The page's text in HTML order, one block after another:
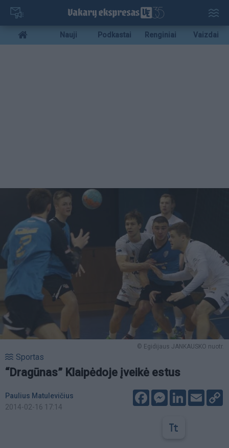
Pereiti
pagrindinį
turinį
Mobile
menu
Nauji Podkastai Renginiai Vaizdai
© Egidijaus JANKAUSKO nuotr.
Sportas
“Dragūnas” Klaipėdoje įveikė estus
Paulius Matulevičius
2014-02-16 17:14
FacebookMessenger
LinkedIn
Email